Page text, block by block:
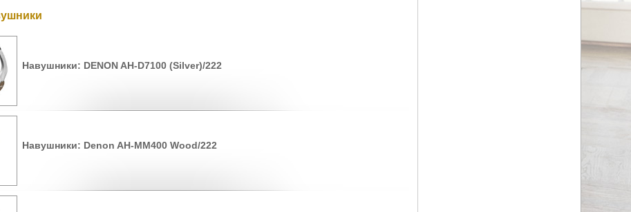
Навушники: DENON AH-D7100 (Silver)/222
Навушники: Denon AH-MM400 Wood/222